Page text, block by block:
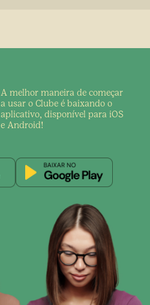
A melhor maneira de começar
a usar o Clube é baixando o
aplicativo, disponível para iOS
e Android!